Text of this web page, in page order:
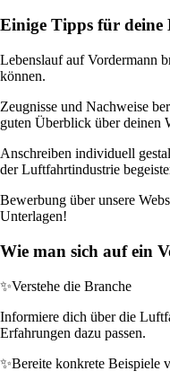
Einige Tipps für deine
Lebenslauf auf Vordermann
können.
Zeugnisse und Nachweise
guten Überblick über deinen
Anschreiben individuell
der Luftfahrtindustrie
Bewerbung über unsere
Unterlagen!
Wie man sich auf ein
✨Verstehe die Branche
Informiere dich über die
Erfahrungen dazu passen.
✨Bereite konkrete Beispiele